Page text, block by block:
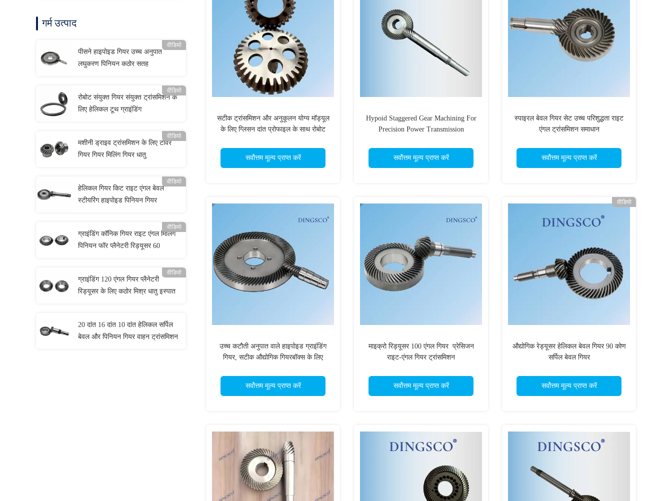
गर्म उत्पाद
वीडियो
पीसने हाइपोइड गियर उच्च अनुपात
लघुकरण पिनियन कठोर सतह
वीडियो
रोबोट संयुक्त गियर संयुक्त ट्रांसमिशन के
लिए हेलिकल टूथ ग्राइंडिंग
वीडियो
मशीनी ड्राइव ट्रांसमिशन के लिए टावर
गियर गियर मिलिंग गियर धातु
वीडियो
हेलिकल गियर किट राइट एंगल बेवल
स्टीयरिंग हाइपोइड पिनियन गियर
वीडियो
ग्राइंडिंग कॉनिक गियर राइट एंगल मिलिंग
पिनियन फॉर प्लैनेटरी रिड्यूसर 60
वीडियो
ग्राइंडिंग 120 एंगल गियर प्लैनेटरी
रिड्यूसर के लिए कठोर मिश्र धातु इस्पात
20 दांत 16 दांत 10 दांत हेलिकल सर्पिल
बेवल और पिनियन गियर वाहन ट्रांसमिशन
सटीक ट्रांसमिशन और अनुकूलन योग्य मॉड्यूल
के लिए ग्लिसन दांत प्रोफाइल के साथ रोबोट
सर्वोत्तम मूल्य प्राप्त करें
Hypoid Staggered Gear Machining For
Precision Power Transmission
सर्वोत्तम मूल्य प्राप्त करें
स्पाइरल बेवल गियर सेट उच्च परिशुद्धता राइट
एंगल ट्रांसमिशन समाधान
सर्वोत्तम मूल्य प्राप्त करें
उच्च कटौती अनुपात वाले हाइपोइड ग्राइंडिंग
गियर, सटीक औद्योगिक गियरबॉक्स के लिए
सर्वोत्तम मूल्य प्राप्त करें
माइक्रो रिड्यूसर 100 एंगल गियर ️ प्रेसिजन
राइट-एंगल गियर ट्रांसमिशन
सर्वोत्तम मूल्य प्राप्त करें
वीडियो
औद्योगिक रेड्यूसर हेलिकल बेवल गियर 90 कोण
सर्पिल बेवल गियर
सर्वोत्तम मूल्य प्राप्त करें